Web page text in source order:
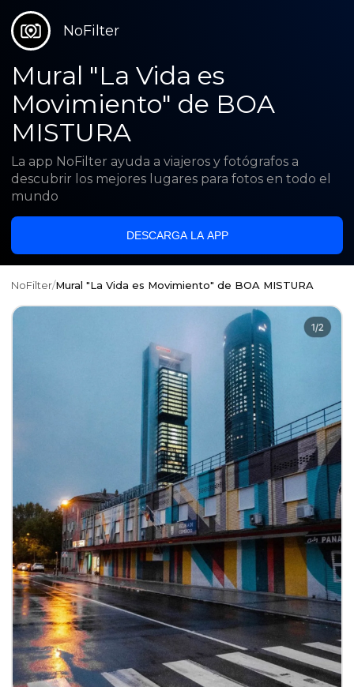
NoFilter
Mural "La Vida es
Movimiento" de BOA
MISTURA
La app NoFilter ayuda a viajeros y fotógrafos a
descubrir los mejores lugares para fotos en todo el
mundo
DESCARGA LA APP
NoFilter/Mural "La Vida es Movimiento" de BOA MISTURA